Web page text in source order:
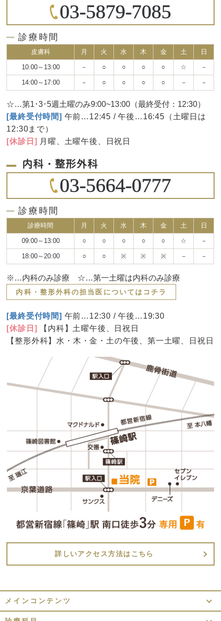
03-5879-7085
診療時間
皮膚科 月 火 水 木 金 土 日
10:00～13:00 － ○ ○ ○ ○ ☆ －
14:00～17:00 － ○ ○ ○ ○ － －
☆…第1･3･5週土曜のみ9:00~13:00（最終受付：12:30）
[最終受付時間] 午前…12:45 / 午後…16:45（土曜日は
12:30まで）
[休診日] 月曜、土曜午後、日祝日
内科・整形外科
03-5664-0777
診療時間
診療時間 月 火 水 木 金 土 日
09:00～13:00 ○ ○ ○ ○ ○ ☆ －
18:00～20:00 ○ ○ ※ ※ ※ － －
※…内科のみ診療 ☆…第一土曜は内科のみ診療
内科・整形外科の担当医についてはコチラ
[最終受付時間] 午前…12:30 / 午後…19:30
[休診日]
【内科】土曜午後、日祝日
【整形外科】水・木・金・土の午後、第一土曜、日祝日
詳しいアクセス方法はこちら
メインコンテンツ